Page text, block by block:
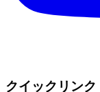
クイックリンク